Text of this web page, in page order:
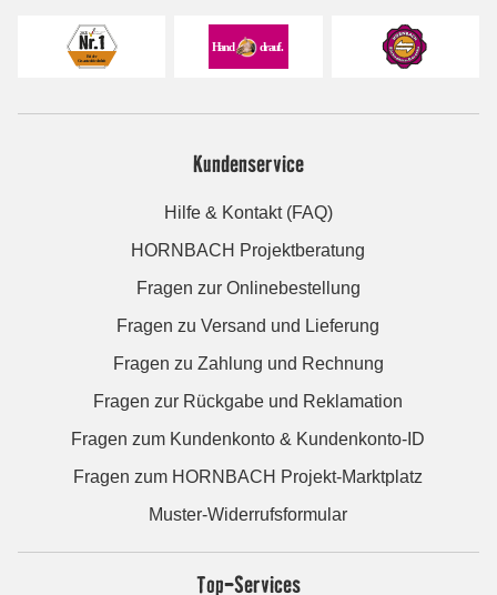
Kundenservice
Hilfe & Kontakt (FAQ)
HORNBACH Projektberatung
Fragen zur Onlinebestellung
Fragen zu Versand und Lieferung
Fragen zu Zahlung und Rechnung
Fragen zur Rückgabe und Reklamation
Fragen zum Kundenkonto & Kundenkonto-ID
Fragen zum HORNBACH Projekt-Marktplatz
Muster-Widerrufsformular
Top-Services